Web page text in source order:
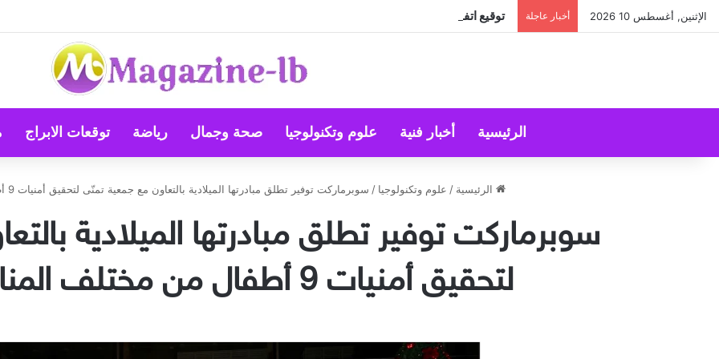
الإثنين, أغسطس 10 2026 أخبار عاجلة توقيع اتفاقية تعاون بين المجلس العربي للإبداع والابتكار والمجلس العربي للموهوبين والمتفوقين بالأردن
الرئيسية أخبار فنية علوم وتكنولوجيا صحة وجمال رياضة توقعات الابراج
الرئيسية / علوم وتكنولوجيا / سوبرماركت توفير تطلق مبادرتها الميلادية بالتعاون مع جمعية تمنّى لتحقيق أمنيات 9 أطفال من مختلف المناطق اللبنانية
سوبرماركت توفير تطلق مبادرتها الميلادية
لتحقيق أمنيات 9 أطفال من مختلف المناطق اللبنانية